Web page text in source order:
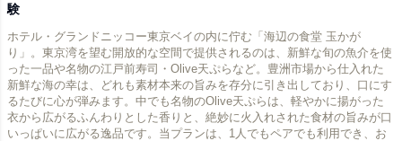
験
ホテル・グランドニッコー東京ベイの内に佇む「海辺の食堂 玉かが
り」。東京湾を望む開放的な空間で提供されるのは、新鮮な旬の魚介を使
った一品や名物の江戸前寿司・Olive天ぷらなど。豊洲市場から仕入れた
新鮮な海の幸は、どれも素材本来の旨みを存分に引き出しており、口にす
るたびに心が弾みます。中でも名物のOlive天ぷらは、軽やかに揚がった
衣から広がるふんわりとした香りと、絶妙に火入れされた食材の旨みが口
いっぱいに広がる逸品です。当プランは、1人でもペアでも利用でき、お